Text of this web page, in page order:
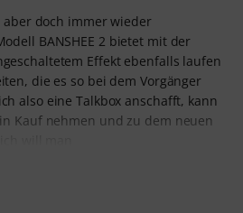
doch immer wieder
BANSHEE 2 bietet mit der
Effekt ebenfalls laufen
die es so bei dem Vorgänger
also eine Talkbox anschafft, kann
Kauf nehmen und zu dem neuen